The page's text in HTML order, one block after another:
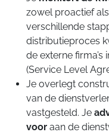
zowel proactief
verschillende
distributieproces
de externe
(Service Level
Je overlegt
van de
vastgesteld. Je
voor aan de